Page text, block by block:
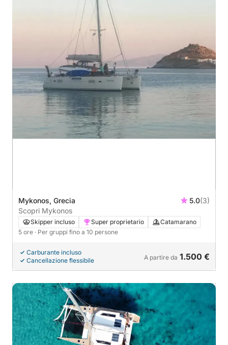
Mykonos, Grecia 5.0(3)
Scopri Mykonos
Skipper incluso Super proprietario
Catamarano
5 ore · Per gruppi fino a 10 persone
Carburante incluso
Cancellazione flessibile
A partire da 1.500 €